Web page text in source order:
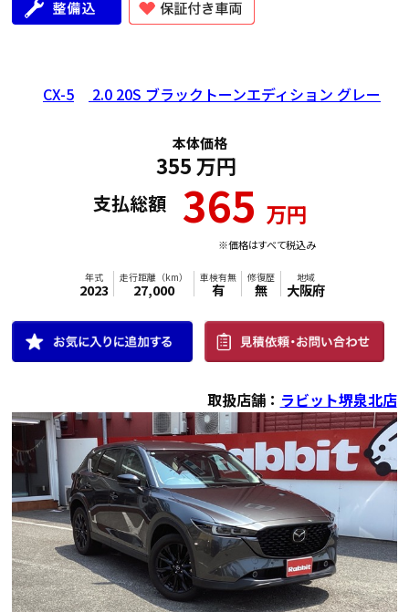
CX-5 2.0 20S ブラックトーンエディション グレー
本体価格
355 万円
支払総額 365 万円
※価格はすべて税込み
取扱店舗： ラビット堺泉北店